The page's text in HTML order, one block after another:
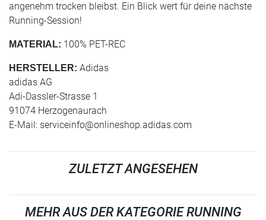
angenehm trocken bleibst. Ein Blick wert für deine nächste
Running-Session!
MATERIAL: 100% PET-REC
HERSTELLER: Adidas
adidas AG
Adi-Dassler-Strasse 1
91074 Herzogenaurach
E-Mail: serviceinfo@onlineshop.adidas.com
ZULETZT ANGESEHEN
MEHR AUS DER KATEGORIE RUNNING